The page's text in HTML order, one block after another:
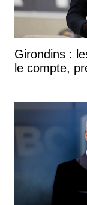
Girondins :
le compte,